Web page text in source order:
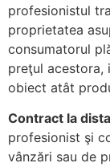
profesionistul
proprietatea
consumatorul
preţul acestora,
obiect atât
Contract la
profesionist şi
vânzări sau de